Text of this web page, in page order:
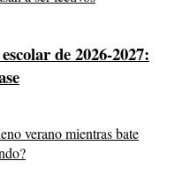
de 2026-2027: